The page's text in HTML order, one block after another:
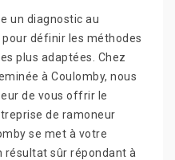
un diagnostic au
définir les méthodes
plus adaptées. Chez
à Coulomby, nous
de vous offrir le
de ramoneur
se met à votre
sûr répondant à